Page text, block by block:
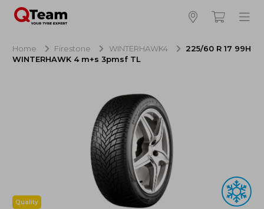
Hoeveel banden wilt u bestellen?
Totaal inclusief BTW:
Bestellen
Annuleren
Home Firestone WINTERHAWK4
225/60 R 17 99H
WINTERHAWK 4 m+s 3pmsf TL
Quality